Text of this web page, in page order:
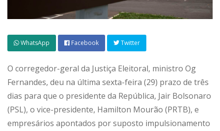
WhatsApp Facebook Twitter
O corregedor-geral da Justiça Eleitoral, ministro Og
Fernandes, deu na última sexta-feira (29) prazo de três
dias para que o presidente da República, Jair Bolsonaro
(PSL), o vice-presidente, Hamilton Mourão (PRTB), e
empresários apontados por suposto impulsionamento